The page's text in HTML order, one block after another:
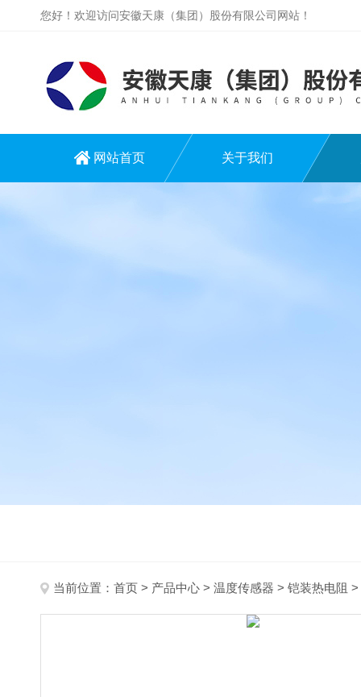
您好！欢迎访问安徽天康（集团）股份有限公司网站！
网站首页 关于我们
当前位置： 首页 > 产品中心 > 温度传感器 > 铠装热电阻 >